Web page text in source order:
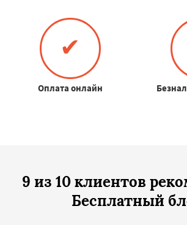
✔
Оплата онлайн
9 из 10 клиентов
Бесплатный